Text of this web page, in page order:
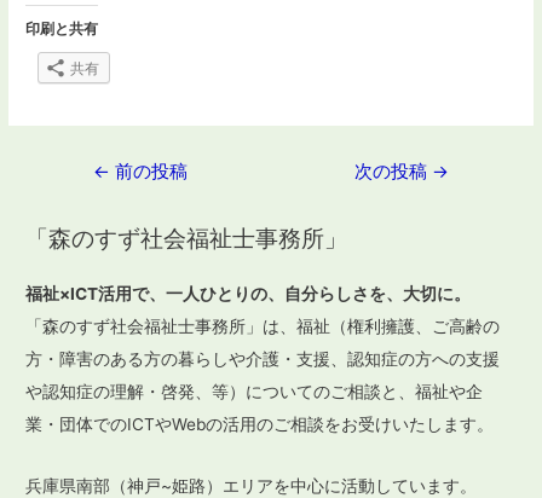
印刷と共有
共有
ナ
ビ
ゲ
ー
シ
ョ
ン
← 前の投稿 次の投稿 →
「森のすず社会福祉士事務所」
福祉×ICT活用で、一人ひとりの、自分らしさを、大切に。
「森のすず社会福祉士事務所」は、福祉（権利擁護、ご高齢の
方・障害のある方の暮らしや介護・支援、認知症の方への支援
や認知症の理解・啓発、等）についてのご相談と、福祉や企
業・団体でのICTやWebの活用のご相談をお受けいたします。
兵庫県南部（神戸~姫路）エリアを中心に活動しています。